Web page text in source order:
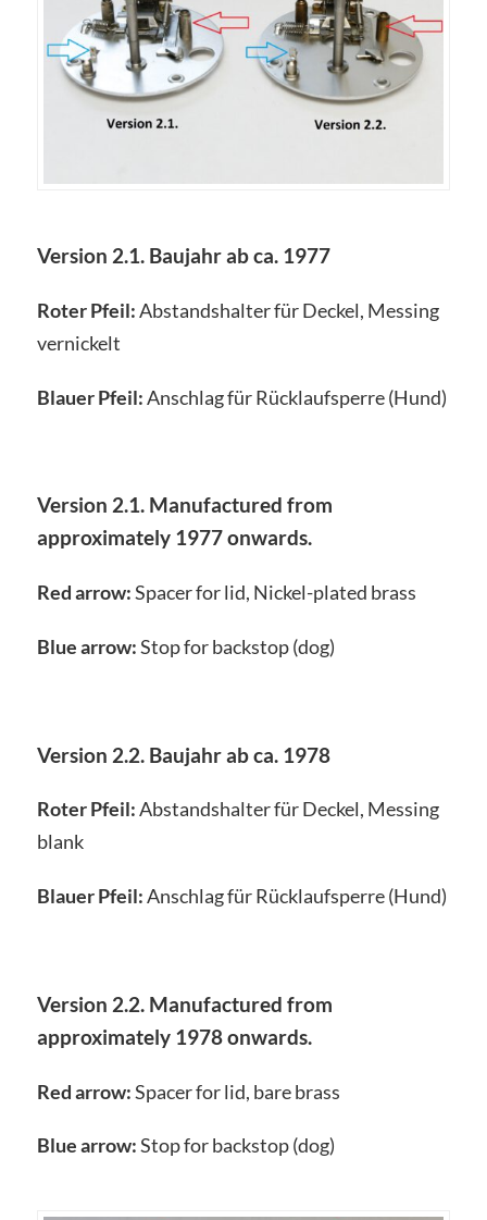
Version 2.1. Baujahr ab ca. 1977
Roter Pfeil:Abstandshalter für Deckel, Messing
vernickelt
Blauer Pfeil:Anschlag für Rücklaufsperre (Hund)
Version 2.1. Manufactured from
approximately 1977 onwards.
Red arrow:Spacer for lid, Nickel-plated brass
Blue arrow:Stop for backstop (dog)
Version 2.2. Baujahr ab ca. 1978
Roter Pfeil:Abstandshalter für Deckel, Messing
blank
Blauer Pfeil:Anschlag für Rücklaufsperre (Hund)
Version 2.2. Manufactured from
approximately 1978 onwards.
Red arrow:Spacer for lid, bare brass
Blue arrow:Stop for backstop (dog)